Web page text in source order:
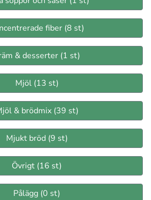
fiber (8 st)
& desserter (1 st)
Mjöl (13 st)
& brödmix (39 st)
Mjukt bröd (9 st)
Övrigt (16 st)
Pålägg (0 st)